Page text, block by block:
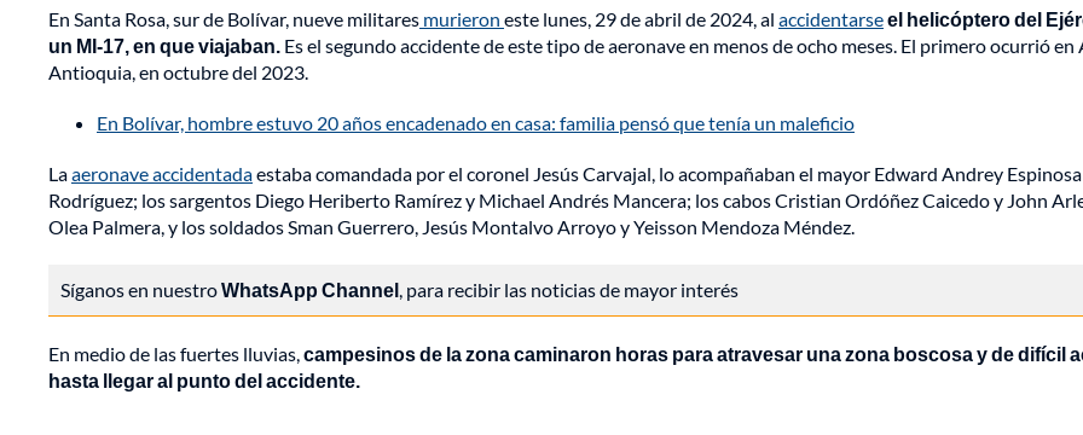
En Santa Rosa, sur de Bolívar, nueve militares murieron este lunes, 29 de abril de 2024, al accidentarseel helicóptero del
un MI-17, en que viajaban. Es el segundo accidente de este tipo de aeronave en menos de ocho meses. El primero ocurrió en
Antioquia, en octubre del 2023.
En Bolívar, hombre estuvo 20 años encadenado en casa: familia pensó que tenía un maleficio
Laaeronave accidentadaestaba comandada por el coronel Jesús Carvajal, lo acompañaban el mayor Edward Andrey Espinosa
Rodríguez; los sargentos Diego Heriberto Ramírez y Michael Andrés Mancera; los cabos Cristian Ordóñez Caicedo y John
Olea Palmera, y los soldados Sman Guerrero, Jesús Montalvo Arroyo y Yeisson Mendoza Méndez.
Síganos en nuestroWhatsApp Channel, para recibir las noticias de mayor interés
En medio de las fuertes lluvias,campesinos de la zona caminaron horas para atravesar una zona boscosa y de difícil
hasta llegar al punto del accidente.